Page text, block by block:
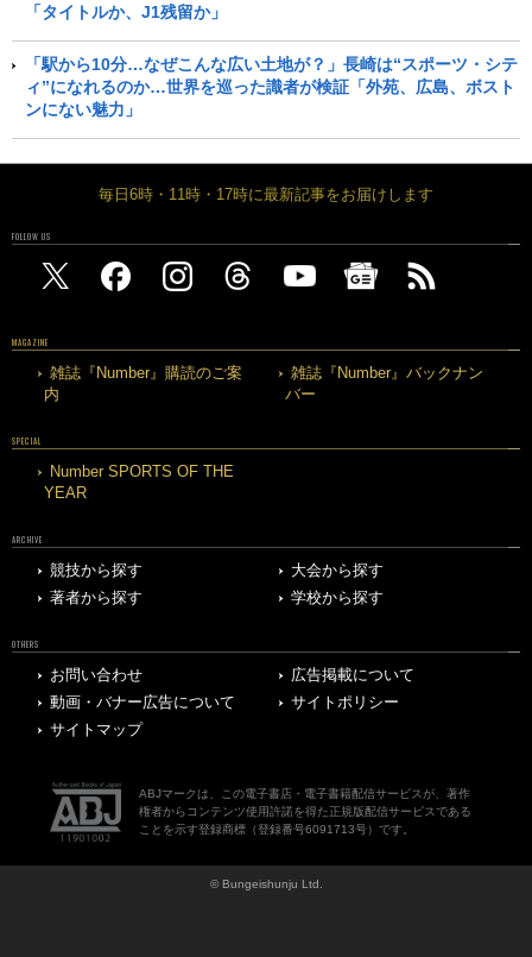
「タイトルか、J1残留か」
「駅から10分…なぜこんな広い土地が？」長崎は“スポーツ・シテ
ィ”になれるのか…世界を巡った識者が検証「外苑、広島、ボスト
ンにない魅力」
毎日6時・11時・17時に最新記事をお届けします
FOLLOW US
MAGAZINE
雑誌『Number』購読のご案
内
雑誌『Number』バックナン
バー
SPECIAL
Number SPORTS OF THE
YEAR
ARCHIVE
競技から探す
大会から探す
著者から探す
学校から探す
OTHERS
お問い合わせ
広告掲載について
動画・バナー広告について
サイトポリシー
サイトマップ
ABJマークは、この電子書店・電子書籍配信サービスが、著作
権者からコンテンツ使用許諾を得た正規版配信サービスである
ことを示す登録商標（登録番号6091713号）です。
© Bungeishunju Ltd.